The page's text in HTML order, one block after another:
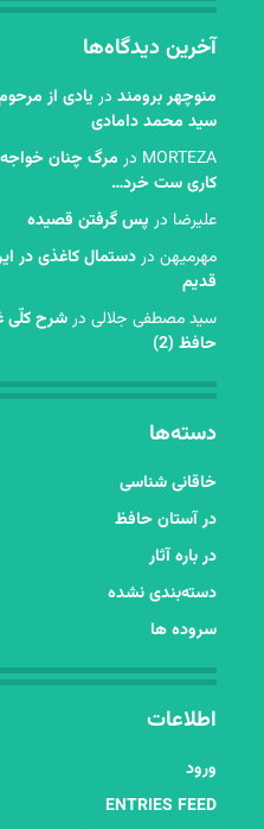
آخرین دیدگاه‌ها
منوچهر برومند در یادی از
سید محمد دامادی
MORTEZA در مرگ چنان
کاری ست خرد…
عليرضا در پس گرفتن قصیده
مهرمیهن دردستمال کاغذی در
قدیم
سید مصطفی جلالی درشرح کلّی
حافظ (2)
دسته‌ها
خاقانی شناسی
در آستان حافظ
در باره آثار
دسته‌بندی نشده
سروده ها
اطلاعات
ورود
ENTRIES FEED